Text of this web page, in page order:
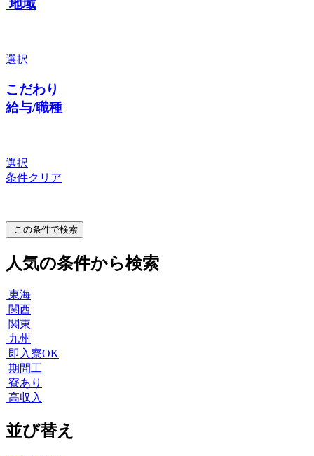
地域
選択
こだわり
給与/職種
選択
条件クリア
この条件で検索
人気の条件から検索
東海
関西
関東
九州
即入寮OK
期間工
寮あり
高収入
並び替え